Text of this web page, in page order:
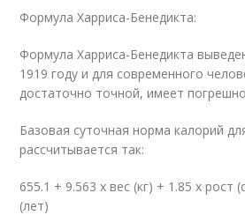
Формула Харриса-Бенедикта:
Формула Харриса-Бенедикта
1919 году и для современного
достаточно точной, имеет
Базовая суточная норма калорий
рассчитывается так:
655.1 + 9.563 х вес (кг) + 1.85 х рост
(лет)